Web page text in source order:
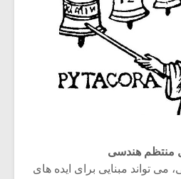
منتظم هندسی
تواند مبنایی برای ایده های